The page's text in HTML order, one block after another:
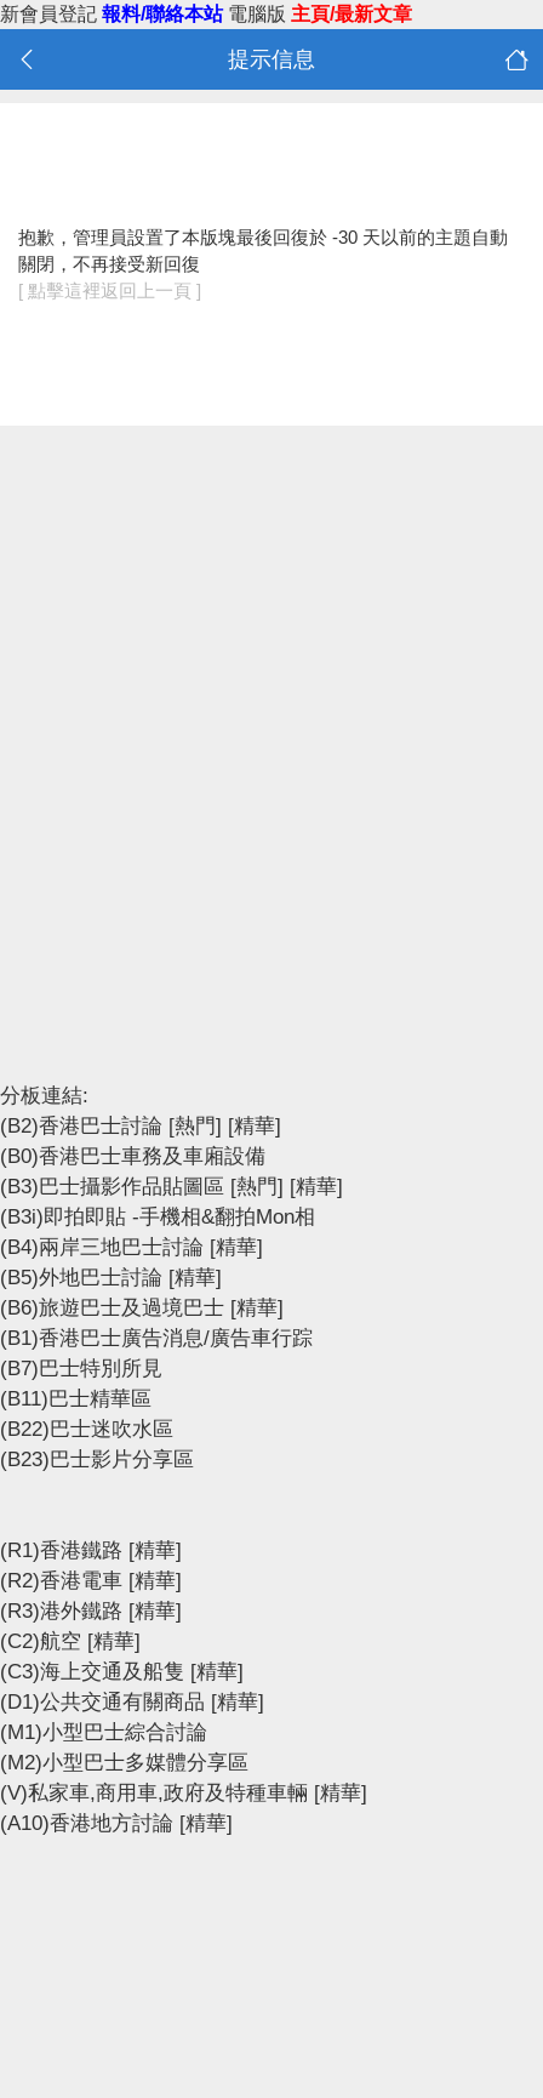
新會員登記 報料/聯絡本站 電腦版 主頁/最新文章
提示信息
抱歉，管理員設置了本版塊最後回復於 -30 天以前的主題自動
關閉，不再接受新回復
[ 點擊這裡返回上一頁 ]
分板連結:
(B2)香港巴士討論 [熱門] [精華]
(B0)香港巴士車務及車廂設備
(B3)巴士攝影作品貼圖區 [熱門] [精華]
(B3i)即拍即貼 -手機相&翻拍Mon相
(B4)兩岸三地巴士討論 [精華]
(B5)外地巴士討論 [精華]
(B6)旅遊巴士及過境巴士 [精華]
(B1)香港巴士廣告消息/廣告車行踪
(B7)巴士特別所見
(B11)巴士精華區
(B22)巴士迷吹水區
(B23)巴士影片分享區
(R1)香港鐵路 [精華]
(R2)香港電車 [精華]
(R3)港外鐵路 [精華]
(C2)航空 [精華]
(C3)海上交通及船隻 [精華]
(D1)公共交通有關商品 [精華]
(M1)小型巴士綜合討論
(M2)小型巴士多媒體分享區
(V)私家車,商用車,政府及特種車輛 [精華]
(A10)香港地方討論 [精華]